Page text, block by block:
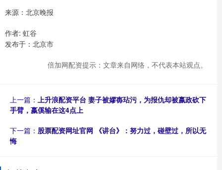
来源：北京晚报
作者: 虹谷
发布于：北京市
倍加网配资提示：文章来自网络，不代表本站观点。
上一篇： 上升浪配资平台 妻子被嫪毐玷污，为报仇却被嬴政砍下
手臂，嬴傒输在这4点上
下一篇： 股票配资网址官网 《讲台》：努力过，碰壁过，所以无
悔